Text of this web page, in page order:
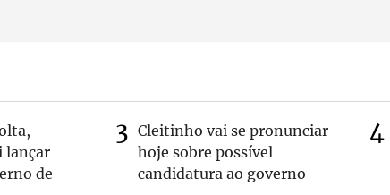
lançar
de
Cleitinho vai se pronunciar
hoje sobre possível
candidatura ao governo